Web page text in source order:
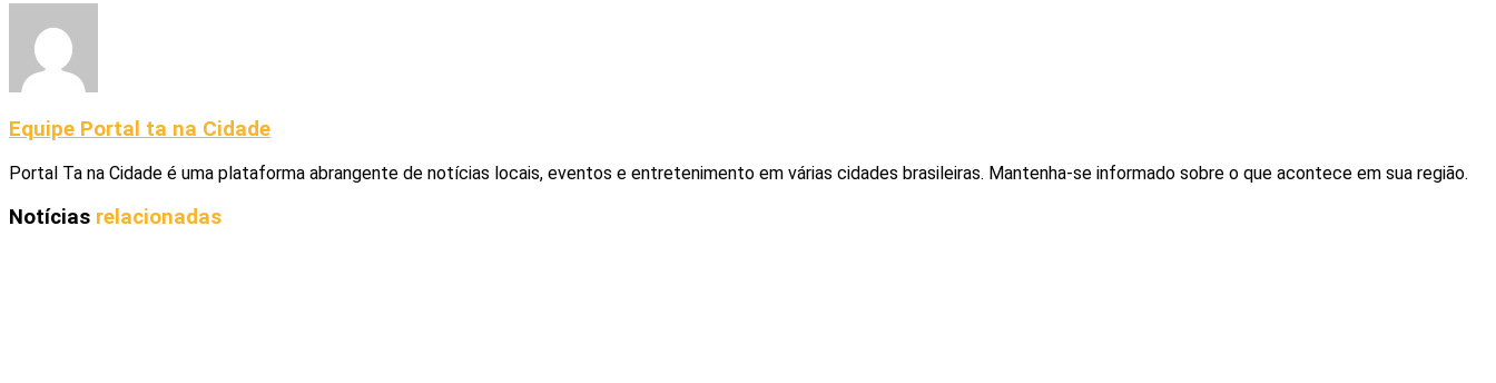
Equipe Portal ta na Cidade
Portal Ta na Cidade é uma plataforma abrangente de notícias locais, eventos e entretenimento em várias cidades brasileiras. Mantenha-se informado sobre o que acontece em sua região.
Notícias relacionadas